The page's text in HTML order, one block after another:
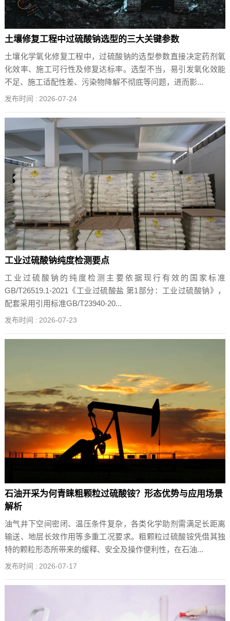
土壤修复工程中过硫酸钠选型的三大关键参数
土壤化学氧化修复工程中，过硫酸钠的选型参数直接决定药剂氧
化效率、施工可行性及修复达标率。选型不当，易引发氧化效能
不足、施工适配性差、污染物降解不彻底等问题，进而影...
发布时间 : 2026-07-24
工业过硫酸钠纯度检测要点
工业过硫酸钠的纯度检测主要依据现行有效的国家标准
GB/T26519.1-2021《工业过硫酸盐 第1部分：工业过硫酸钠》，
配套采用引用标准GB/T23940-20...
发布时间 : 2026-07-23
石油开采为何青睐粗颗粒过硫酸铵？形态优势与应用场景
解析
油气井下空间密闭、温压条件复杂，各类化学助剂需满足长距离
输送、地层长效作用等多重工况要求。粗颗粒过硫酸铵凭借其独
特的颗粒形态所带来的缓释、安全及操作便利性，在石油...
发布时间 : 2026-07-17